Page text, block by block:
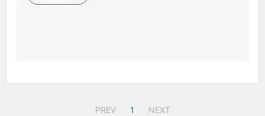
PREV 1 NEXT